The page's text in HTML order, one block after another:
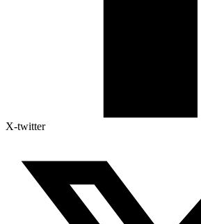
X-twitter